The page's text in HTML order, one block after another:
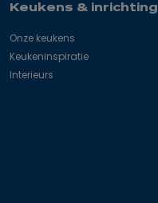
Keukens & inrichting
Onze keukens
Keukeninspiratie
Interieurs